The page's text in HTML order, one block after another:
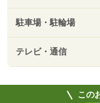
駐車場・駐輪場
テレビ・通信
この